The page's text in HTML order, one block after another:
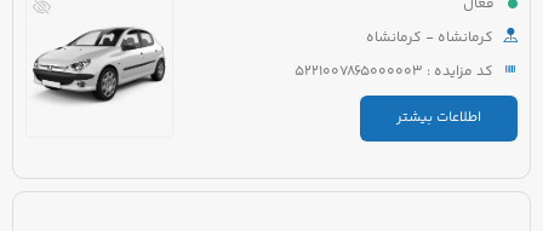
کرمانشاه - کرمانشاه
کد مزایده : 5221007865000003
اطلاعات بیشتر